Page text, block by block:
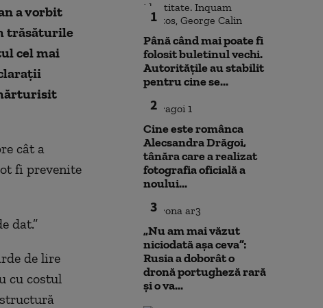
a vorbit
trăsăturile
cel mai
cât a
fi prevenite
dat.”
de lire
cu costul
1
Până când mai poate fi
folosit buletinul vechi.
Autoritățile au stabilit
pentru cine se...
2
Cine este românca
Alecsandra Drăgoi,
tânăra care a realizat
fotografia oficială a
noului...
3
„Nu am mai văzut
niciodată așa ceva”:
Rusia a doborât o
dronă portugheză rară
și o va...